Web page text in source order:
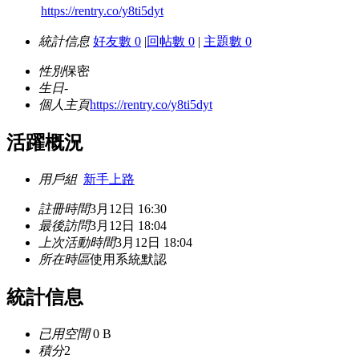
https://rentry.co/y8ti5dyt
統計信息 好友數 0 |回帖數 0 | 主題數 0
性別保密
生日-
個人主頁https://rentry.co/y8ti5dyt
活躍概況
用戶組 新手上路
註冊時間3月12日 16:30
最後訪問3月12日 18:04
上次活動時間3月12日 18:04
所在時區使用系統默認
統計信息
已用空間0 B
積分2